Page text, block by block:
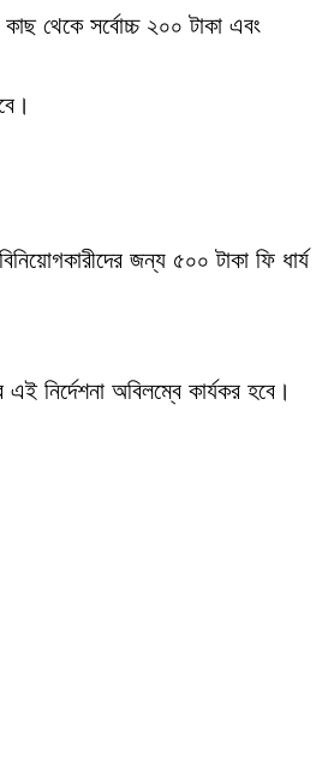
থেকে সর্বোচ্চ ২০০ টাকা এবং
জন্য ৫০০ টাকা ফি ধার্য
নির্দেশনা অবিলম্বে কার্যকর হবে।